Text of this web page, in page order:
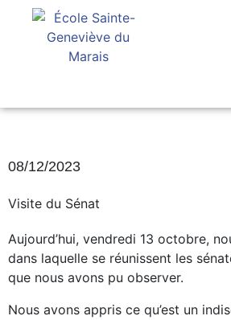
08/12/2023
Visite du Sénat
Aujourd’hui, vendredi 13 octobre,
dans laquelle se réunissent les
que nous avons pu observer.
Nous avons appris ce qu’est un